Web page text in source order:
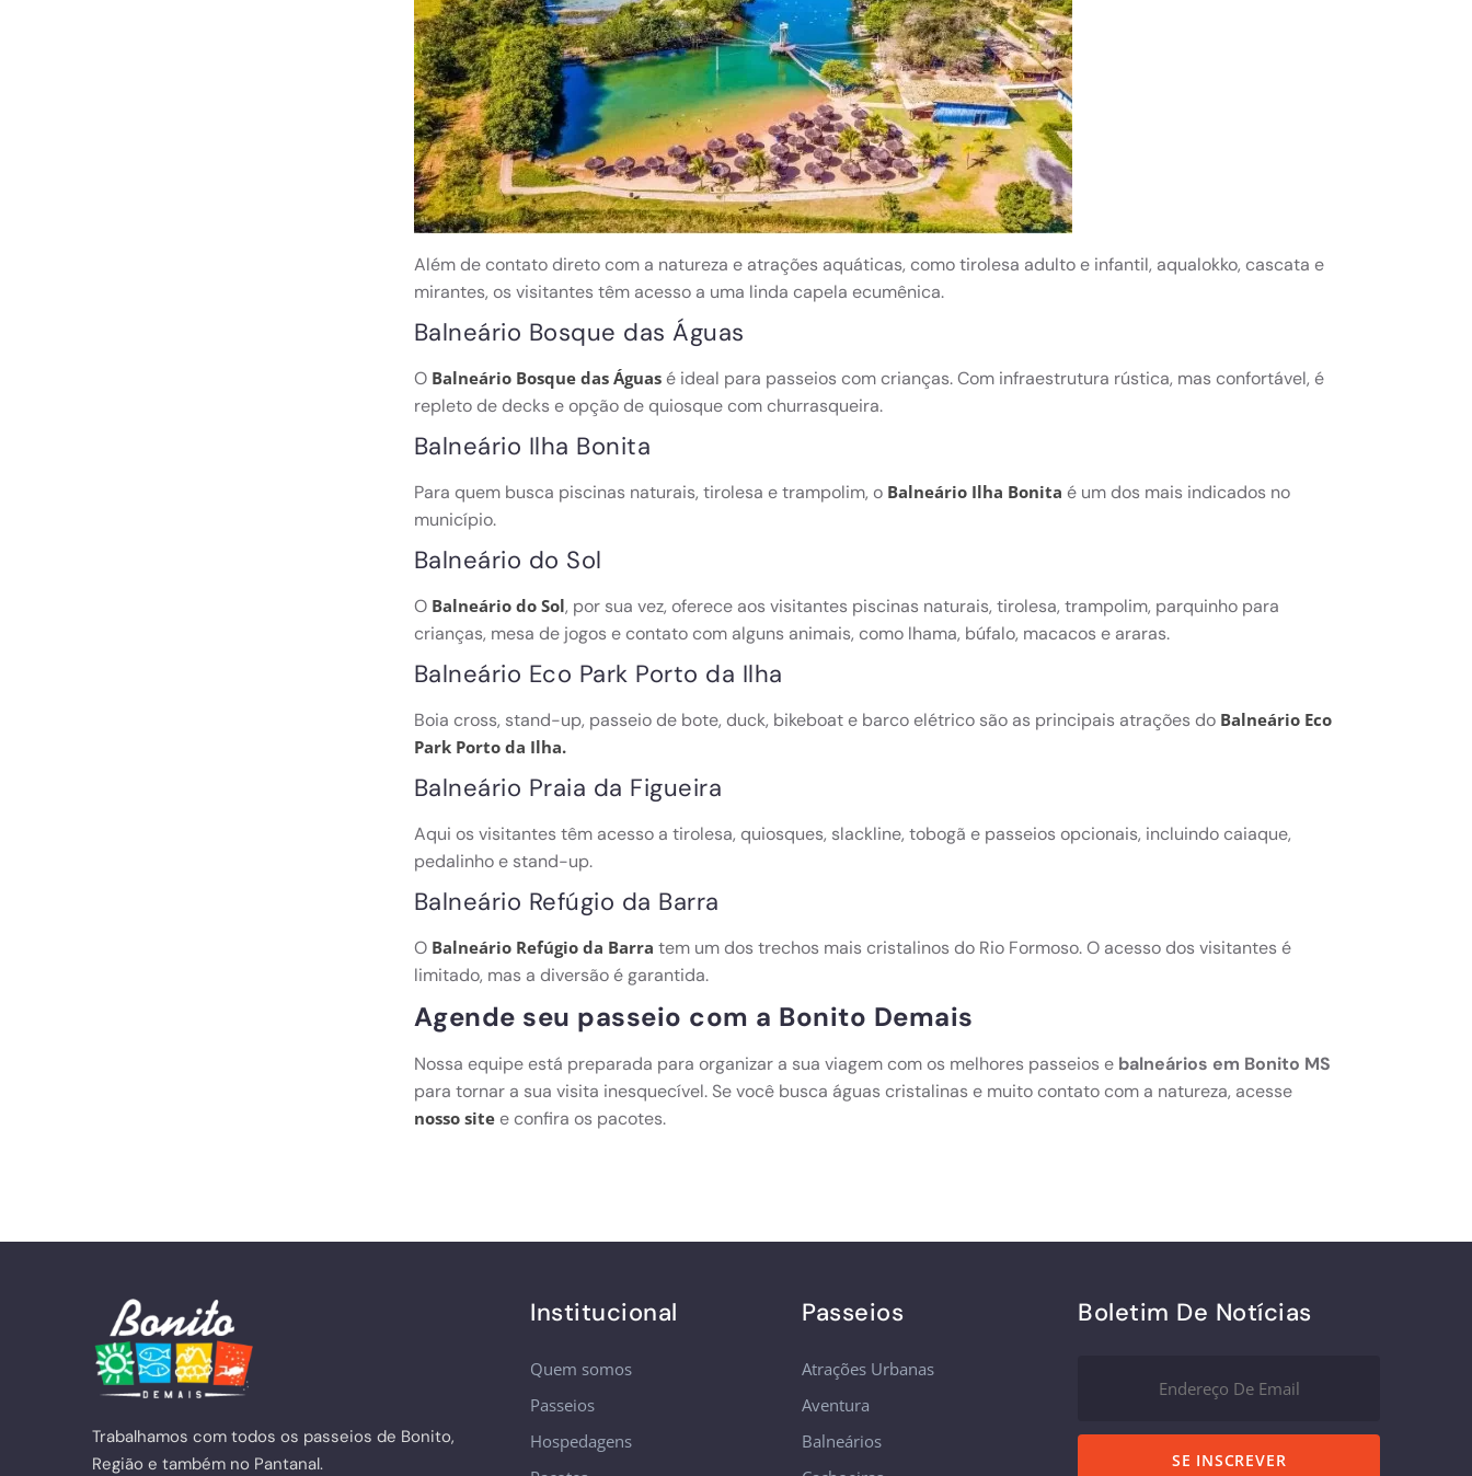
Além de contato direto com a natureza e atrações aquáticas, como tirolesa adulto e infantil, aqualokko, cascata e
mirantes, os visitantes têm acesso a uma linda capela ecumênica.
Balneário Bosque das Águas
O Balneário Bosque das Águasé ideal para passeios com crianças. Com infraestrutura rústica, mas confortável, é
repleto de decks e opção de quiosque com churrasqueira.
Balneário Ilha Bonita
Para quem busca piscinas naturais, tirolesa e trampolim, o Balneário Ilha Bonita é um dos mais indicados no
município.
Balneário do Sol
O Balneário do Sol, por sua vez, oferece aos visitantes piscinas naturais, tirolesa, trampolim, parquinho para
crianças, mesa de jogos e contato com alguns animais, como lhama, búfalo, macacos e araras.
Balneário Eco Park Porto da Ilha
Boia cross, stand-up, passeio de bote, duck, bikeboat e barco elétrico são as principais atrações do Balneário Eco
Park Porto da Ilha.
Balneário Praia da Figueira
Aqui os visitantes têm acesso a tirolesa, quiosques, slackline, tobogã e passeios opcionais, incluindo caiaque,
pedalinho e stand-up.
Balneário Refúgio da Barra
O Balneário Refúgio da Barra tem um dos trechos mais cristalinos do Rio Formoso. O acesso dos visitantes é
limitado, mas a diversão é garantida.
Agende seu passeio com a Bonito Demais
Nossa equipe está preparada para organizar a sua viagem com os melhores passeios e balneários em Bonito MS
para tornar a sua visita inesquecível. Se você busca águas cristalinas e muito contato com a natureza, acesse
nosso sitee confira os pacotes.
Trabalhamos com todos os passeios de Bonito,
Região e também no Pantanal.
Institucional
Quem somos
Passeios
Hospedagens
Passeios
Atrações Urbanas
Aventura
Balneários
Boletim De Notícias